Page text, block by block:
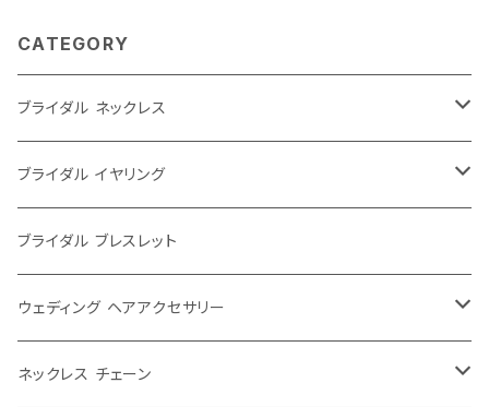
CATEGORY
ブライダル ネックレス
大ぶり
シンプル
パール
レース
ブライダル イヤリング
大ぶり
シンプル
パール
ブライダル ブレスレット
ウェディング ヘアアクセサリー
ウェディングティアラ
ネックレス チェーン